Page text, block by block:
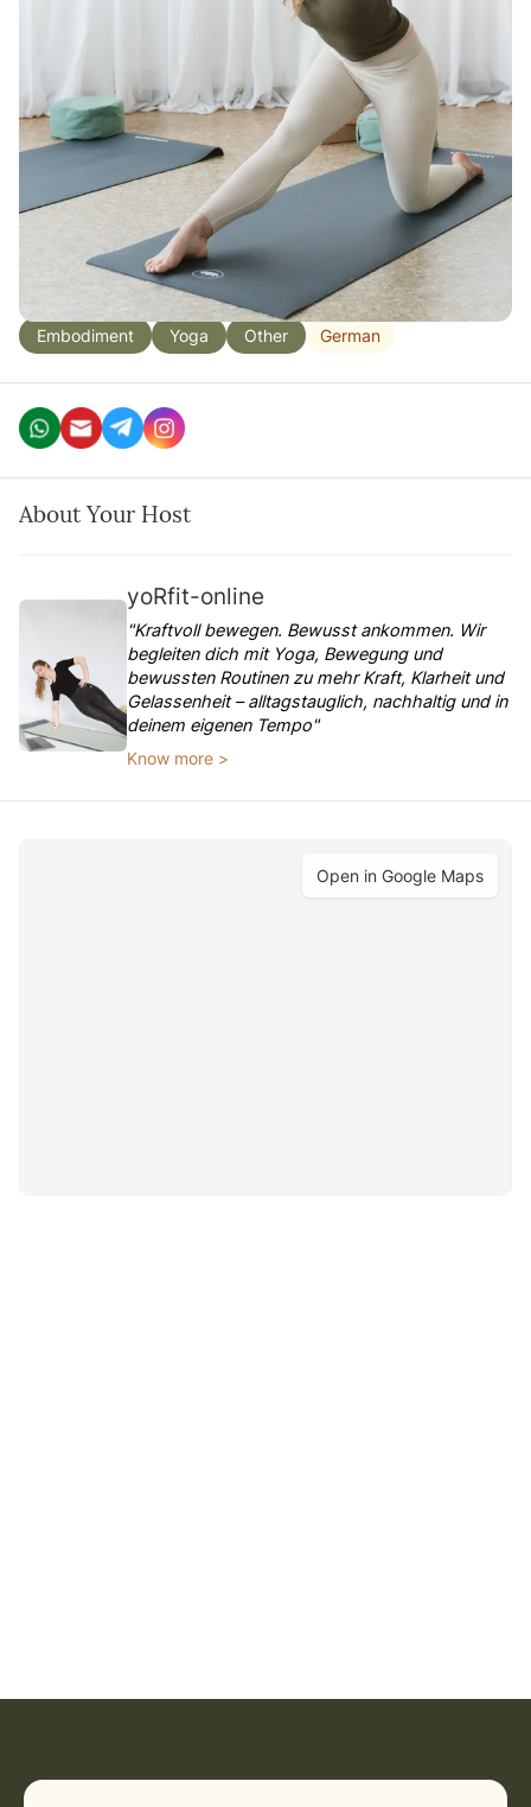
Eine kraftvolle und zugleich ausgleichende online
Einheit zum Wochenausklang. Dynamische Sequenzen
stärken die Muskulatur, verbessern die Stabilität und
bringen den Kreislauf in Schwung. Kräftigende
Übungen wechseln sich mit bewussten Pausen ab - für
ein gutes Körpergefühl und einen aktiven Start ins
Wochenende.
🧘‍♀️ Für alle Level geeignet
Embodiment Yoga Other German
About Your Host
yoRfit-online
"Kraftvoll bewegen. Bewusst ankommen. Wir
begleiten dich mit Yoga, Bewegung und
bewussten Routinen zu mehr Kraft, Klarheit und
Gelassenheit – alltagstauglich, nachhaltig und in
deinem eigenen Tempo"
Know more >
Open in Google Maps